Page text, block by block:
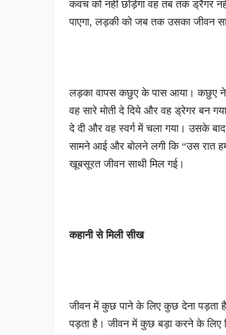
कवच को नहीं छोड़ेगा वह तब तक ड्रैगर
पाएगा, लड़की को जब तक उसका जीवन
लड़का वापस कछुए के पास आया। कछुए
वह सारे मोती दे दिये और वह ड्रेगर बन
दे दी और वह स्वर्ग में चला गया। उसके
सामने आई और बोलने लगी कि “उस रात
खूबसूरत जीवन साथी मिल गई।
कहानी से मिली सीख
जीवन में कुछ पाने के लिए कुछ देना पड़ता
पड़ता है। जीवन में कुछ बड़ा करने के लिए